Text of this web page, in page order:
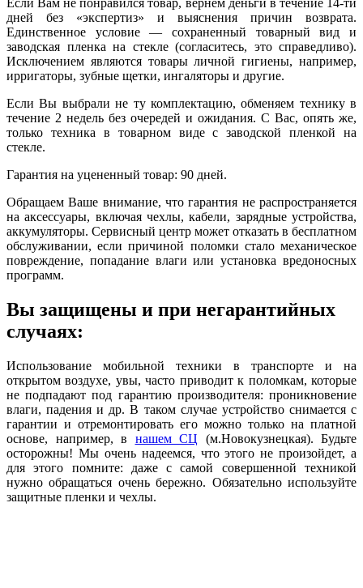
Если Вам не понравился товар, вернем деньги в течение 14-ти
дней без «экспертиз» и выяснения причин возврата.
Единственное условие — сохраненный товарный вид и
заводская пленка на стекле (согласитесь, это справедливо).
Исключением являются товары личной гигиены, например,
ирригаторы, зубные щетки, ингаляторы и другие.
Если Вы выбрали не ту комплектацию, обменяем технику в
течение 2 недель без очередей и ожидания. С Вас, опять же,
только техника в товарном виде с заводской пленкой на
стекле.
Гарантия на уцененный товар: 90 дней.
Обращаем Ваше внимание, что гарантия не распространяется
на аксессуары, включая чехлы, кабели, зарядные устройства,
аккумуляторы. Сервисный центр может отказать в бесплатном
обслуживании, если причиной поломки стало механическое
повреждение, попадание влаги или установка вредоносных
программ.
Вы защищены и при негарантийных
случаях:
Использование мобильной техники в транспорте и на
открытом воздухе, увы, часто приводит к поломкам, которые
не подпадают под гарантию производителя: проникновение
влаги, падения и др. В таком случае устройство снимается с
гарантии и отремонтировать его можно только на платной
основе, например, в нашем СЦ (м.Новокузнецкая). Будьте
осторожны! Мы очень надеемся, что этого не произойдет, а
для этого помните: даже с самой совершенной техникой
нужно обращаться очень бережно. Обязательно используйте
защитные пленки и чехлы.